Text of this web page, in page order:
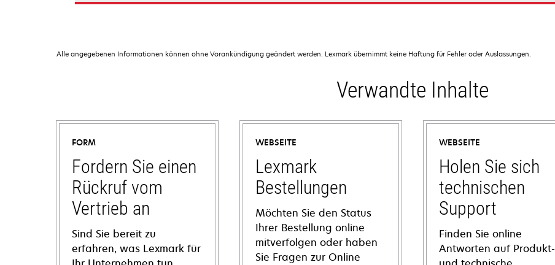
Alle angegebenen Informationen können ohne Vorankündigung geändert werden. Lexmark übernimmt keine Haftung für Fehler oder Auslassungen.
Verwandte Inhalte
FORM
Fordern Sie einen
Rückruf vom
Vertrieb an
Sind Sie bereit zu
erfahren, was Lexmark für
WEBSEITE
Lexmark
Bestellungen
Möchten Sie den Status
Ihrer Bestellung online
mitverfolgen oder haben
Sie Fragen zur Online
WEBSEITE
Holen Sie sich
technischen
Support
Finden Sie online
Antworten auf Produkt-